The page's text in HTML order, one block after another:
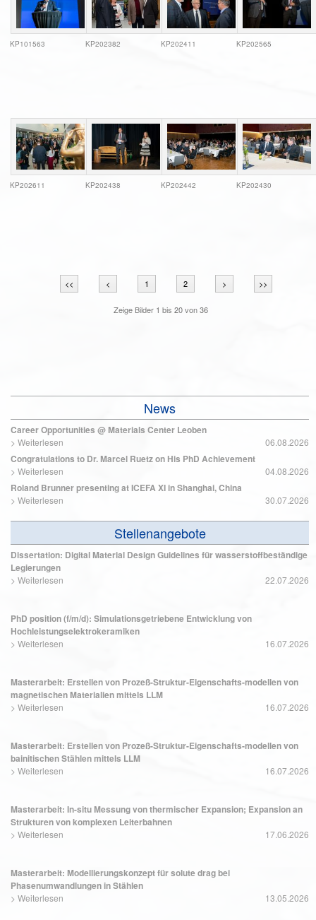
KP101563 KP202382 KP202411 KP202565
KP202611 KP202438 KP202442 KP202430
<< < 1 2 > >>
Zeige Bilder 1 bis20von36
News
Career Opportunities @ Materials Center Leoben
> Weiterlesen 06.08.2026
Congratulations to Dr. Marcel Ruetz on His PhD Achievement
> Weiterlesen 04.08.2026
Roland Brunner presenting at ICEFA XI in Shanghai, China
> Weiterlesen 30.07.2026
Stellenangebote
Dissertation: Digital Material Design Guidelines für wasserstoffbeständige
Legierungen
> Weiterlesen 22.07.2026
PhD position (f/m/d): Simulationsgetriebene Entwicklung von
Hochleistungselektrokeramiken
> Weiterlesen 16.07.2026
Masterarbeit: Erstellen von Prozeß-Struktur-Eigenschafts-modellen von
magnetischen Materialien mittels LLM
> Weiterlesen 16.07.2026
Masterarbeit: Erstellen von Prozeß-Struktur-Eigenschafts-modellen von
bainitischen Stählen mittels LLM
> Weiterlesen 16.07.2026
Masterarbeit: In-situ Messung von thermischer Expansion; Expansion an
Strukturen von komplexen Leiterbahnen
> Weiterlesen 17.06.2026
Masterarbeit: Modellierungskonzept für solute drag bei
Phasenumwandlungen in Stählen
> Weiterlesen 13.05.2026